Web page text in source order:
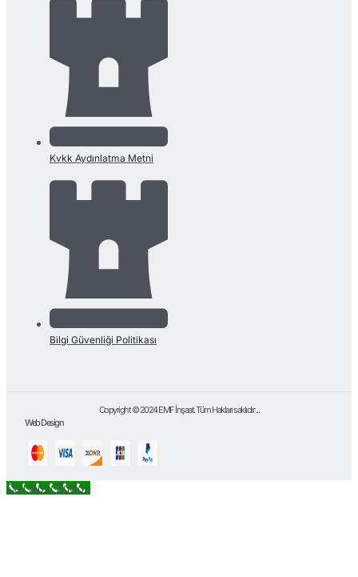
Kvkk Aydınlatma Metni
Bilgi Güvenliği Politikası
Copyright © 2024 EMF İnşaat. Tüm Hakları saklıdır ...
Web Design
Call Now Button